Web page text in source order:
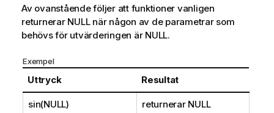
Av ovanstående följer att funktioner vanligen
returnerar NULLnär någon av de parametrar som
behövs för utvärderingen är NULL.
Exempel
Uttryck Resultat
sin(NULL) returnerar NULL